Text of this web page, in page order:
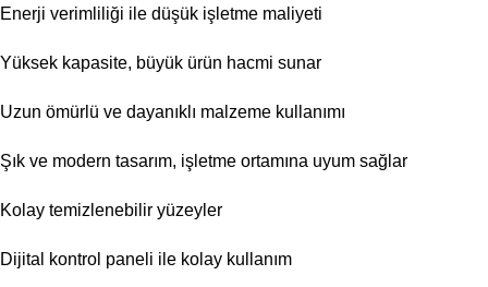
Enerji verimliliği ile düşük işletme maliyeti
Yüksek kapasite, büyük ürün hacmi sunar
Uzun ömürlü ve dayanıklı malzeme kullanımı
Şık ve modern tasarım, işletme ortamına uyum sağlar
Kolay temizlenebilir yüzeyler
Dijital kontrol paneli ile kolay kullanım